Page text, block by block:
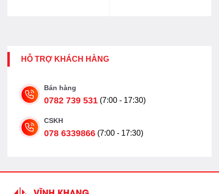
HỖ TRỢ KHÁCH HÀNG
Bán hàng
0782 739 531 (7:00 - 17:30)
CSKH
078 6339866 (7:00 - 17:30)